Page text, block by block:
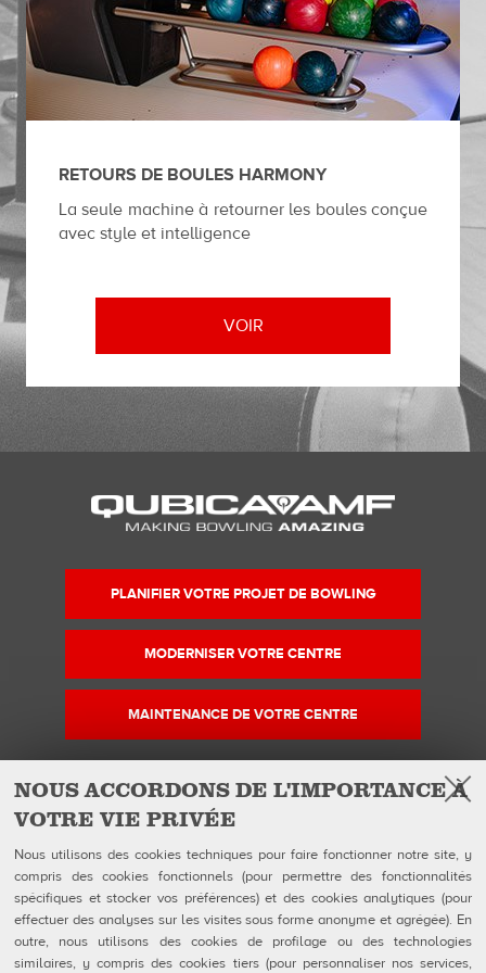
NOUS ACCORDONS DE L'IMPORTANCE À
VOTRE VIE PRIVÉE
Nous utilisons des cookies techniques pour faire fonctionner notre site, y
compris des cookies fonctionnels (pour permettre des fonctionnalités
spécifiques et stocker vos préférences) et des cookies analytiques (pour
effectuer des analyses sur les visites sous forme anonyme et agrégée). En
outre, nous utilisons des cookies de profilage ou des technologies
similaires, y compris des cookies tiers (pour personnaliser nos services,
RETOURS DE BOULES HARMONY
La seule machine à retourner les boules conçue
avec style et intelligence
VOIR
PLANIFIER VOTRE PROJET DE BOWLING
MODERNISER VOTRE CENTRE
MAINTENANCE DE VOTRE CENTRE
QUBICAAMF WORLDWIDE LLC
40 rue Jacques Ibert
92300 Levallois-Perret:
Téléphone : 0140899470
Produits
Galerie
Actualités
Suivez-nous sur